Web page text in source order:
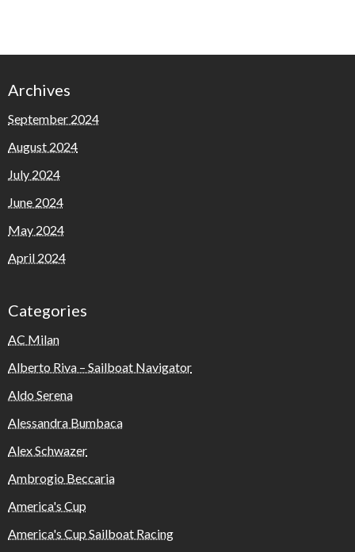
Archives
September 2024
August 2024
July 2024
June 2024
May 2024
April 2024
Categories
AC Milan
Alberto Riva – Sailboat Navigator
Aldo Serena
Alessandra Bumbaca
Alex Schwazer
Ambrogio Beccaria
America's Cup
America's Cup Sailboat Racing